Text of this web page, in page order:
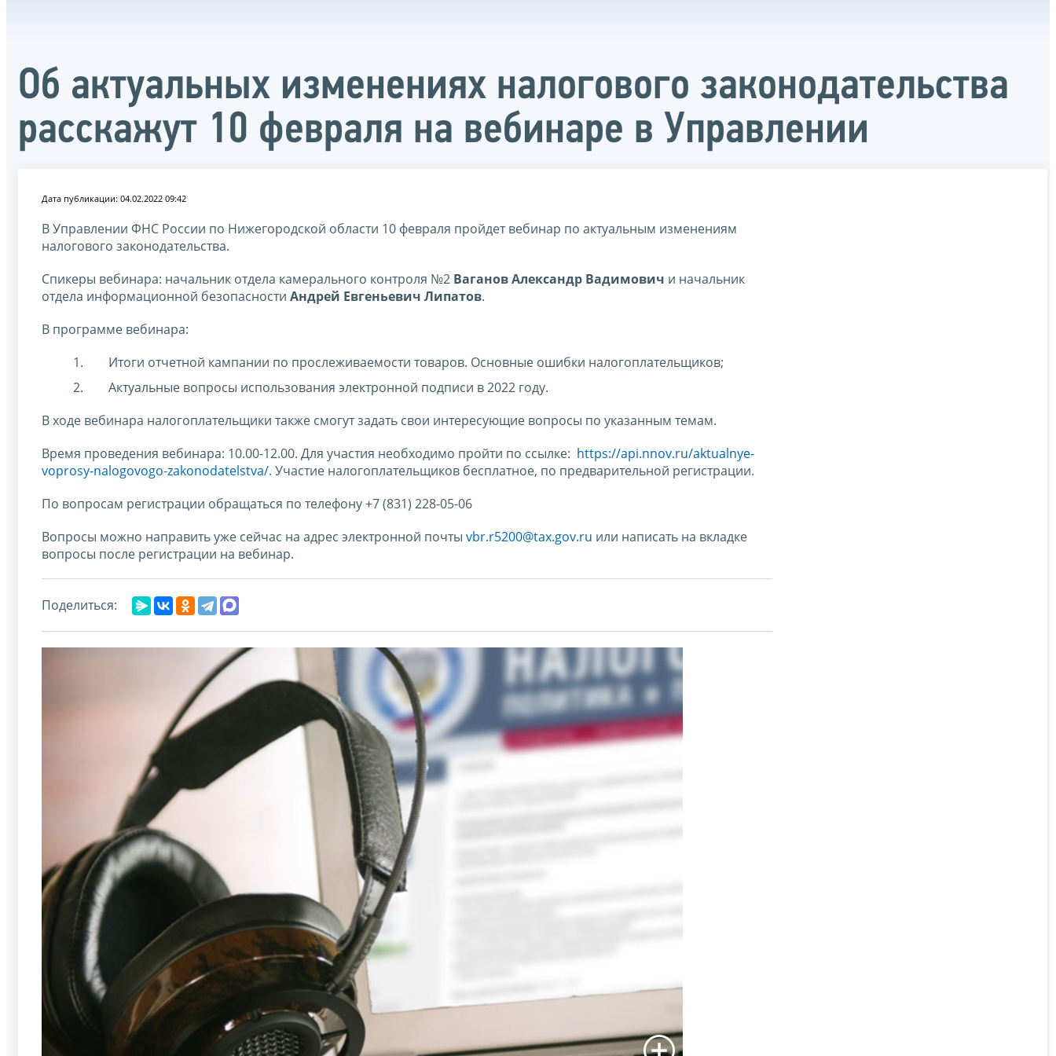
Об актуальных изменениях налогового законодательства
расскажут 10 февраля на вебинаре в Управлении
Дата публикации: 04.02.2022 09:42
В Управлении ФНС России по Нижегородской области 10 февраля пройдет вебинар по актуальным изменениям
налогового законодательства.
Спикеры вебинара: начальник отдела камерального контроля №2 Ваганов Александр Вадимович и начальник
отдела информационной безопасности Андрей Евгеньевич Липатов.
В программе вебинара:
Итоги отчетной кампании по прослеживаемости товаров. Основные ошибки налогоплательщиков;
Актуальные вопросы использования электронной подписи в 2022 году.
В ходе вебинара налогоплательщики также смогут задать свои интересующие вопросы по указанным темам.
Время проведения вебинара: 10.00-12.00. Для участия необходимо пройти по ссылке: https://api.nnov.ru/aktualnye-
voprosy-nalogovogo-zakonodatelstva/. Участие налогоплательщиков бесплатное, по предварительной регистрации.
По вопросам регистрации обращаться по телефону +7 (831) 228-05-06
Вопросы можно направить уже сейчас на адрес электронной почты vbr.r5200@tax.gov.ru или написать на вкладке
вопросы после регистрации на вебинар.
Поделиться: